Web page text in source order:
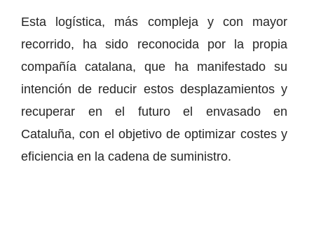
Esta logística, más compleja y con mayor
recorrido, ha sido reconocida por la propia
compañía catalana, que ha manifestado su
intención de reducir estos desplazamientos y
recuperar en el futuro el envasado en
Cataluña, con el objetivo de optimizar costes y
eficiencia en la cadena de suministro.